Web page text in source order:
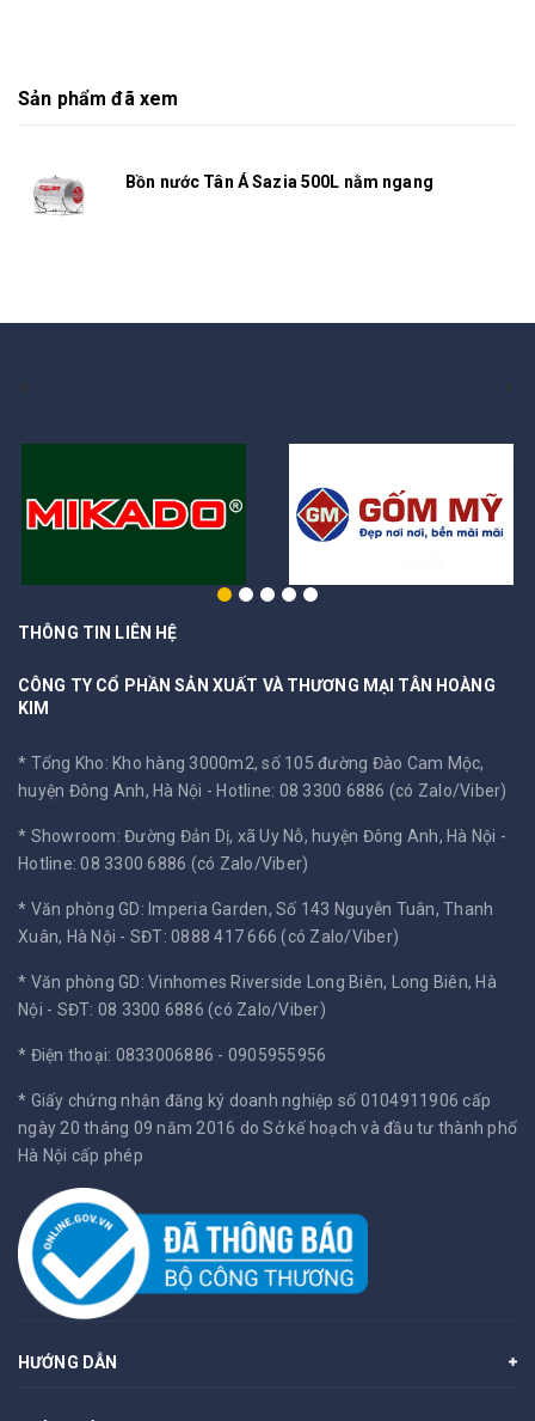
Sản phẩm đã xem
Bồn nước Tân Á Sazia 500L nằm ngang
THÔNG TIN LIÊN HỆ
CÔNG TY CỔ PHẦN SẢN XUẤT VÀ THƯƠNG MẠI TÂN HOÀNG
KIM
* Tổng Kho: Kho hàng 3000m2, số 105 đường Đào Cam Mộc,
huyện Đông Anh, Hà Nội - Hotline: 08 3300 6886 (có Zalo/Viber)
* Showroom: Đường Đản Dị, xã Uy Nỗ, huyện Đông Anh, Hà Nội -
Hotline: 08 3300 6886 (có Zalo/Viber)
* Văn phòng GD: Imperia Garden, Số 143 Nguyễn Tuân, Thanh
Xuân, Hà Nội - SĐT: 0888 417 666 (có Zalo/Viber)
* Văn phòng GD: Vinhomes Riverside Long Biên, Long Biên, Hà
Nội - SĐT: 08 3300 6886 (có Zalo/Viber)
* Điện thoại: 0833006886 - 0905955956
* Giấy chứng nhận đăng ký doanh nghiệp số 0104911906 cấp
ngày 20 tháng 09 năm 2016 do Sở kế hoạch và đầu tư thành phố
Hà Nội cấp phép
HƯỚNG DẪN